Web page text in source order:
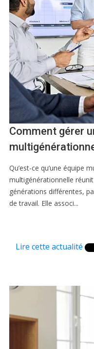
Comment gérer
Qu’est-ce qu’une équipe
multigénérationnelle
générations différentes,
de travail. Elle associ...
Lire cette actualité